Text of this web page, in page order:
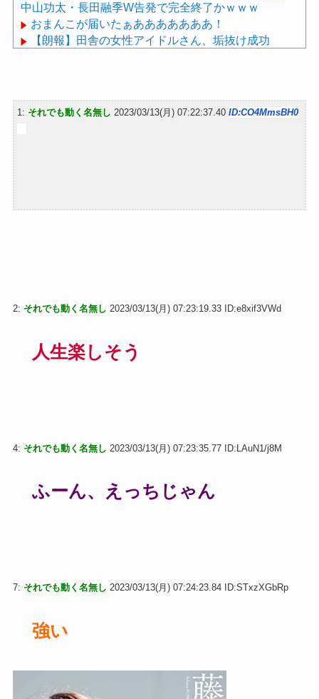
中山功太・長田融季W告発で完全終了かｗｗｗ
おまんこが届いたぁあああああああ！
【朗報】田舎の女性アイドルさん、垢抜け成功
1: それでも動く名無し 2023/03/13(月) 07:22:37.40 ID:CO4MmsBH0
2: それでも動く名無し 2023/03/13(月) 07:23:19.33 ID:e8xif3VWd
人生楽しそう
4: それでも動く名無し 2023/03/13(月) 07:23:35.77 ID:LAuN1/j8M
ふーん、えっちじゃん
7: それでも動く名無し 2023/03/13(月) 07:24:23.84 ID:STxzXGbRp
強い